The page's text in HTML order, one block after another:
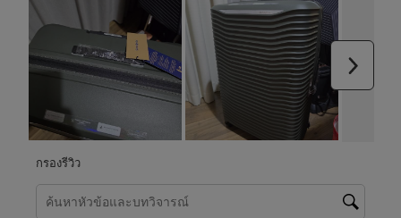
กรองรีวิว
ค้นหาหัวข้อและตรวจสอบภูมิภาคการค้นหา